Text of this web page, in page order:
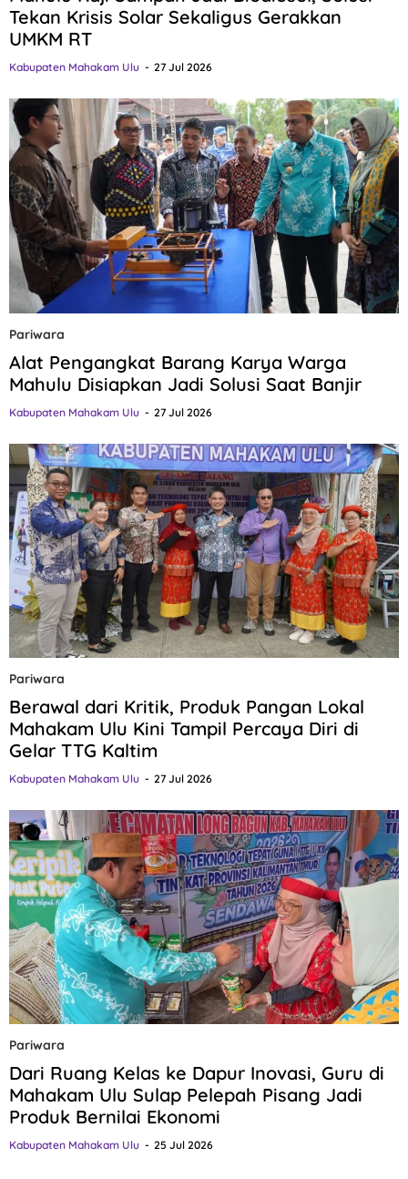
Tekan Krisis Solar Sekaligus Gerakkan
UMKM RT
Kabupaten Mahakam Ulu 27 Jul 2026
Pariwara
Alat Pengangkat Barang Karya Warga
Mahulu Disiapkan Jadi Solusi Saat Banjir
Kabupaten Mahakam Ulu 27 Jul 2026
Pariwara
Berawal dari Kritik, Produk Pangan Lokal
Mahakam Ulu Kini Tampil Percaya Diri di
Gelar TTG Kaltim
Kabupaten Mahakam Ulu 27 Jul 2026
Pariwara
Dari Ruang Kelas ke Dapur Inovasi, Guru di
Mahakam Ulu Sulap Pelepah Pisang Jadi
Produk Bernilai Ekonomi
Kabupaten Mahakam Ulu 25 Jul 2026